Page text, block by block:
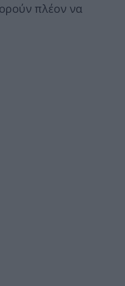
πλέον να